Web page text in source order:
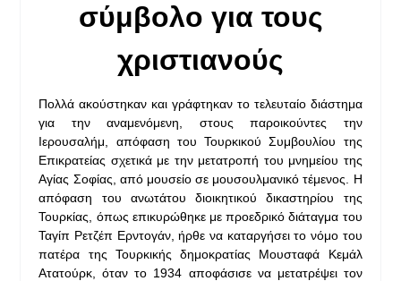
σύμβολο για τους
χριστιανούς
Πολλά ακούστηκαν και γράφτηκαν το τελευταίο διάστημα
για την αναμενόμενη, στους παροικούντες την
Ιερουσαλήμ, απόφαση του Τουρκικού Συμβουλίου της
Επικρατείας σχετικά με την μετατροπή του μνημείου της
Αγίας Σοφίας, από μουσείο σε μουσουλμανικό τέμενος. Η
απόφαση του ανωτάτου διοικητικού δικαστηρίου της
Τουρκίας, όπως επικυρώθηκε με προεδρικό διάταγμα του
Ταγίπ Ρετζέπ Ερντογάν, ήρθε να καταργήσει το νόμο του
πατέρα της Τουρκικής δημοκρατίας Μουσταφά Κεμάλ
Ατατούρκ, όταν το 1934 αποφάσισε να μετατρέψει τον